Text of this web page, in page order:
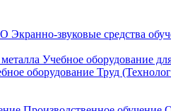
Экранно-звуковые средства
Учебное оборудование
оборудование Труд